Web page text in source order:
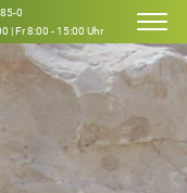
0
| Fr 8:00 - 15:00 Uhr